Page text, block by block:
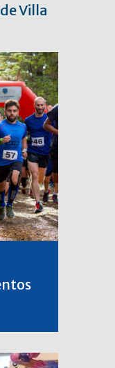
Villa